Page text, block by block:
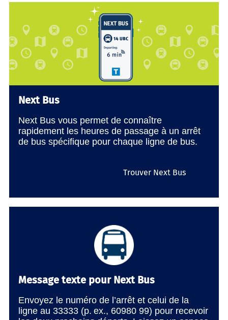
Next Bus
Next Bus vous permet de connaître
rapidement les heures de passage à un arrêt
de bus spécifique pour chaque ligne de bus.
Trouver Next Bus
Message texte pour Next Bus
Envoyez le numéro de l’arrêt et celui de la
ligne au 33333 (p. ex., 60980 99) pour recevoir